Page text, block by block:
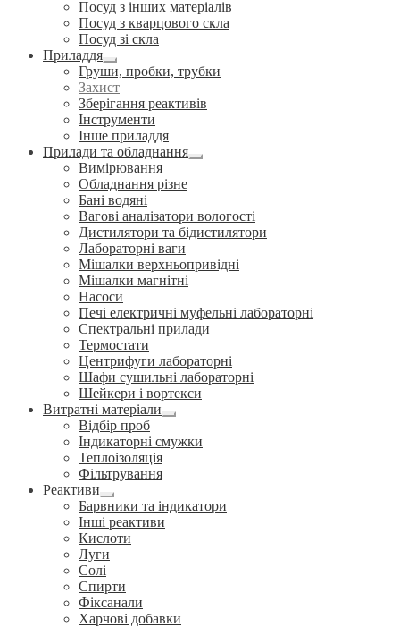
Посуд з інших матеріалів
Посуд з кварцового скла
Посуд зі скла
Приладдя
Розгорнуте
вкладене
меню
Груши, пробки, трубки
Захист
Зберігання реактивів
Інструменти
Інше приладдя
Прилади та обладнання
Розгорнуте
Вимірювання
Обладнання різне
Бані водяні
Вагові аналізатори вологості
Дистилятори та бідистилятори
Лабораторні ваги
Мішалки верхньопривідні
Мішалки магнітні
Насоси
Печі електричні муфельні лабораторні
Спектральні прилади
Термостати
Центрифуги лабораторні
Шафи сушильні лабораторні
Шейкери і вортекси
Витратні матеріали
Розгорнуте
меню
Відбір проб
Індикаторні смужки
Теплоізоляція
Фільтрування
Реактиви
Розгорнуте
вкладене
меню
Барвники та індикатори
Інші реактиви
Кислоти
Луги
Солі
Спирти
Фіксанали
Харчові добавки